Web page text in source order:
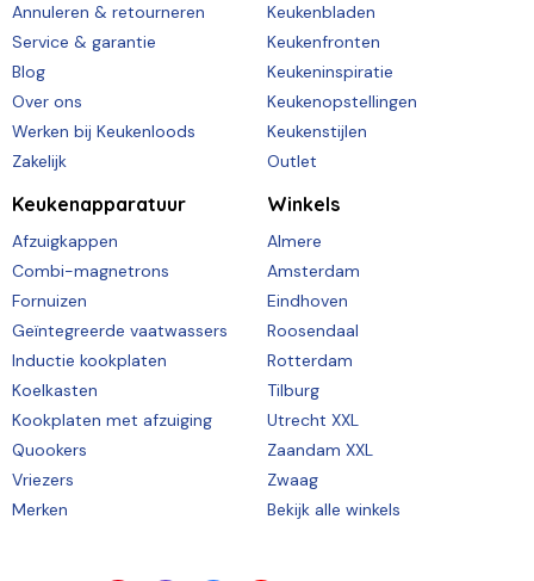
Annuleren & retourneren
Service & garantie
Blog
Over ons
Werken bij Keukenloods
Zakelijk
Keukenbladen
Keukenfronten
Keukeninspiratie
Keukenopstellingen
Keukenstijlen
Outlet
Keukenapparatuur
Afzuigkappen
Combi-magnetrons
Fornuizen
Geïntegreerde vaatwassers
Inductie kookplaten
Koelkasten
Kookplaten met afzuiging
Quookers
Vriezers
Merken
Winkels
Almere
Amsterdam
Eindhoven
Roosendaal
Rotterdam
Tilburg
Utrecht XXL
Zaandam XXL
Zwaag
Bekijk alle winkels